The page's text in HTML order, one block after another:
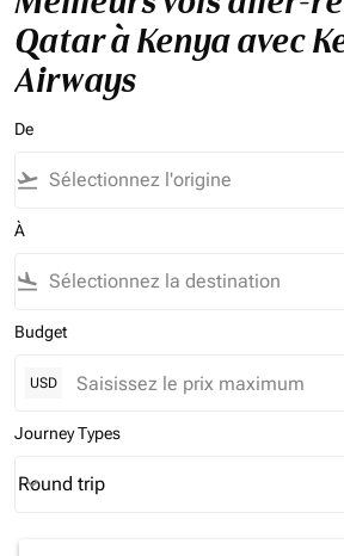
Qatar à Kenya avec
Airways
De
flight_takeoff
À
flight_land
Budget
USD
Journey Types
Journey Types option Round trip
Round trip
keyboard_arrow_down